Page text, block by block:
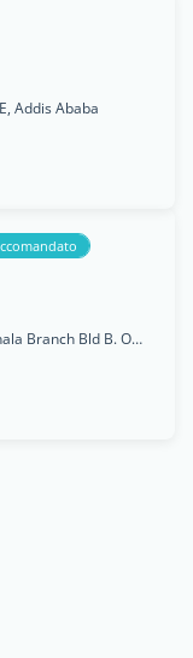
Addis Ababa
22 Mazoria(Addisu Asfalt)Dashen Bank Shala Branch Bld B. Office NO.201, ADDIS ABABA